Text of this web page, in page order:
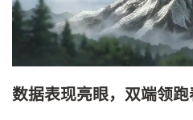
数据表现亮眼，双端领